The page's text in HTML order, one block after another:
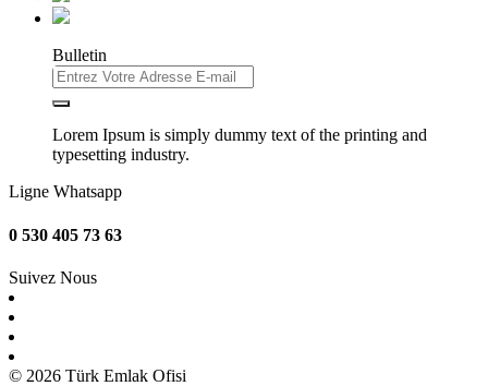
Bulletin
Lorem Ipsum is simply dummy text of the printing and
typesetting industry.
Ligne Whatsapp
0 530 405 73 63
Suivez Nous
© 2026 Türk Emlak Ofisi